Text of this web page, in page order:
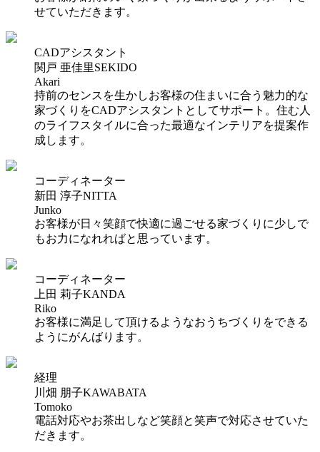
せていただきます。
CADアシスタント
関戸 亜佳里SEKIDO
Akari
持前のセンスを生かしお客様の住まいに合う魅力的な
家づくりをCADアシスタントとしてサポート。住む人
のライフスタイルに合った最適なインテリアを提案作
成します。
コーディネーター
新田 淳子NITTA
Junko
お客様が日々笑顔で快適に過ごせる家づくりに少しで
もお力になれればと思っています。
コーディネーター
上田 莉子KANDA
Riko
お客様に満足して頂けるようなおうちづくりをできる
ようにがんばります。
経理
川畑 朋子KAWABATA
Tomoko
電話対応やお茶出しなど笑顔と笑声で対応させていた
だきます。